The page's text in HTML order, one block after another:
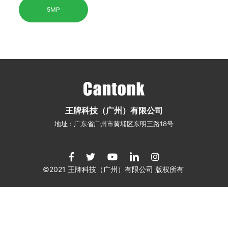
5MP
王牌科技（广州）有限公司
地址 : 广东省广州市黄埔区东明三路18号
©2021 王牌科技（广州）有限公司 版权所有